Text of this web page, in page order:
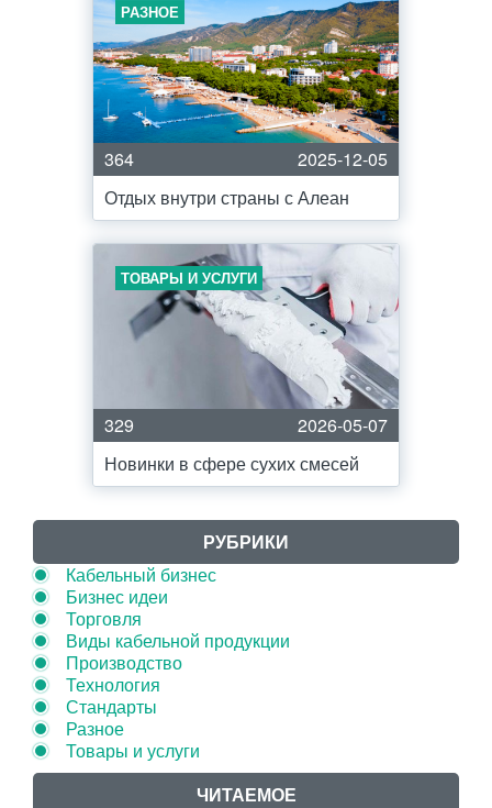
РАЗНОЕ
364
2025-12-05
Отдых внутри страны с Алеан
ТОВАРЫ И УСЛУГИ
329
2026-05-07
Новинки в сфере сухих смесей
РУБРИКИ
Кабельный бизнес
Бизнес идеи
Торговля
Виды кабельной продукции
Производство
Технология
Стандарты
Разное
Товары и услуги
ЧИТАЕМОЕ